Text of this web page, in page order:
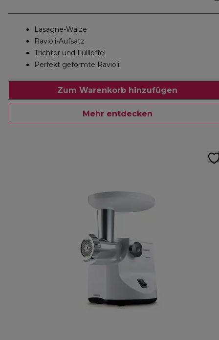
Lasagne-Walze
Ravioli-Aufsatz
Trichter und Fülllöffel
Perfekt geformte Ravioli
Zum Warenkorb hinzufügen
Mehr entdecken